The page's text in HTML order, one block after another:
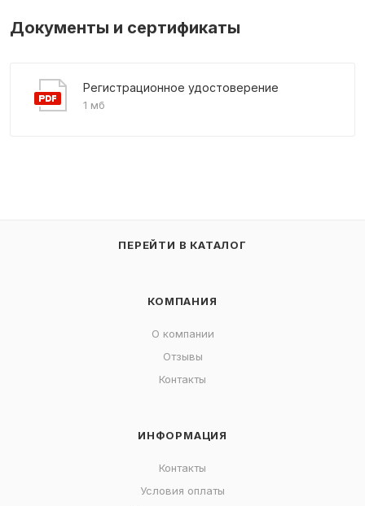
Документы и сертификаты
Регистрационное удостоверение
1 мб
ПЕРЕЙТИ В КАТАЛОГ
КОМПАНИЯ
О компании
Отзывы
Контакты
ИНФОРМАЦИЯ
Контакты
Условия оплаты